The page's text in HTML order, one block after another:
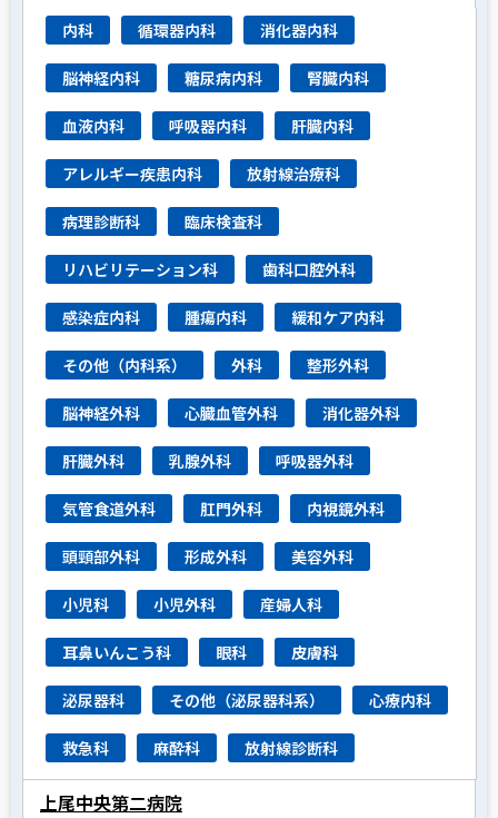
内科 循環器内科 消化器内科
脳神経内科 糖尿病内科 腎臓内科
血液内科 呼吸器内科 肝臓内科
アレルギー疾患内科 放射線治療科
病理診断科 臨床検査科
リハビリテーション科 歯科口腔外科
感染症内科 腫瘍内科 緩和ケア内科
その他（内科系） 外科 整形外科
脳神経外科 心臓血管外科 消化器外科
肝臓外科 乳腺外科 呼吸器外科
気管食道外科 肛門外科 内視鏡外科
頭頸部外科 形成外科 美容外科
小児科 小児外科 産婦人科
耳鼻いんこう科 眼科 皮膚科
泌尿器科 その他（泌尿器科系） 心療内科
救急科 麻酔科 放射線診断科
上尾中央第二病院